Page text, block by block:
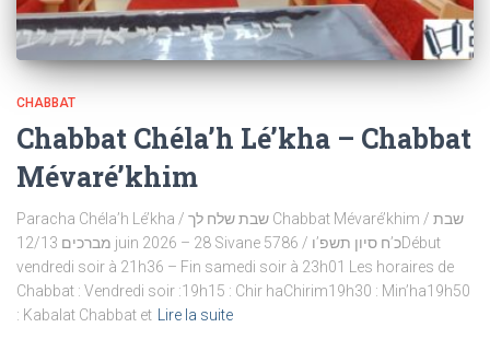
CHABBAT
Chabbat Chéla’h Lé’kha – Chabbat
Mévaré’khim
Paracha Chéla’h Lé’kha / שבת שלח לך Chabbat Mévaré’khim / שבת
מברכים 12/13 juin 2026 – 28 Sivane 5786 / כ’ח סיון תשפ’וDébut
vendredi soir à 21h36 – Fin samedi soir à 23h01 Les horaires de
Chabbat : Vendredi soir :19h15 : Chir haChirim19h30 : Min’ha19h50
: Kabalat Chabbat et
Lire la suite